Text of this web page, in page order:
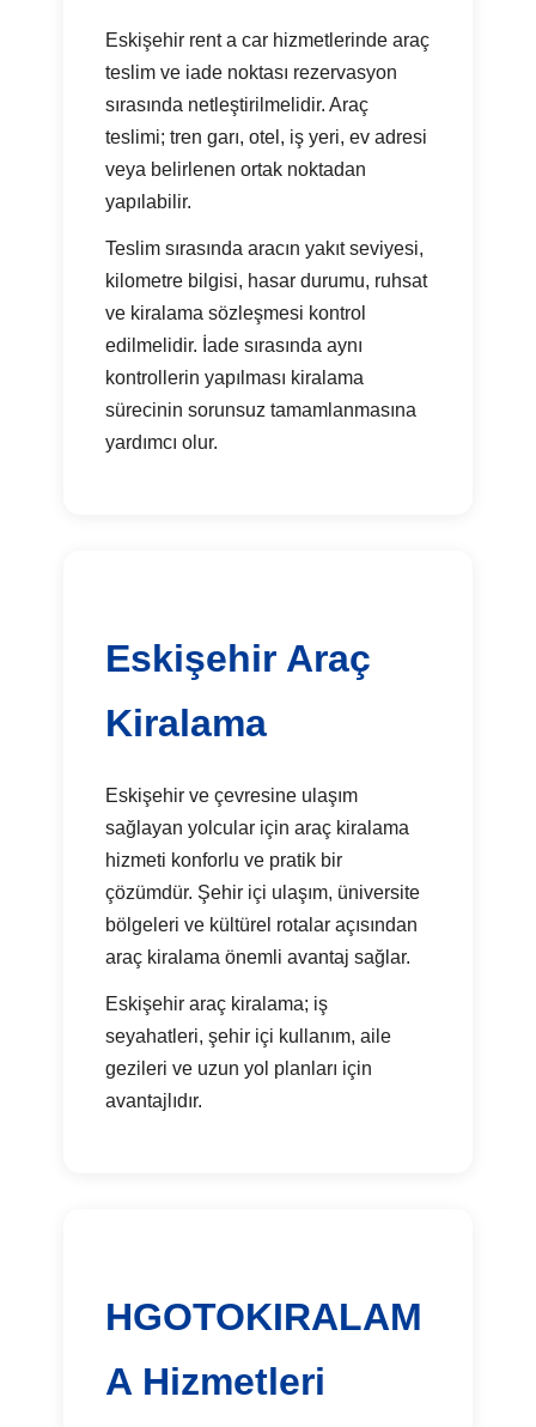
Eskişehir rent a car hizmetlerinde araç
teslim ve iade noktası rezervasyon
sırasında netleştirilmelidir. Araç
teslimi; tren garı, otel, iş yeri, ev adresi
veya belirlenen ortak noktadan
yapılabilir.
Teslim sırasında aracın yakıt seviyesi,
kilometre bilgisi, hasar durumu, ruhsat
ve kiralama sözleşmesi kontrol
edilmelidir. İade sırasında aynı
kontrollerin yapılması kiralama
sürecinin sorunsuz tamamlanmasına
yardımcı olur.
Eskişehir Araç
Kiralama
Eskişehir ve çevresine ulaşım
sağlayan yolcular için araç kiralama
hizmeti konforlu ve pratik bir
çözümdür. Şehir içi ulaşım, üniversite
bölgeleri ve kültürel rotalar açısından
araç kiralama önemli avantaj sağlar.
Eskişehir araç kiralama; iş
seyahatleri, şehir içi kullanım, aile
gezileri ve uzun yol planları için
avantajlıdır.
HGOTOKIRALAM
A Hizmetleri